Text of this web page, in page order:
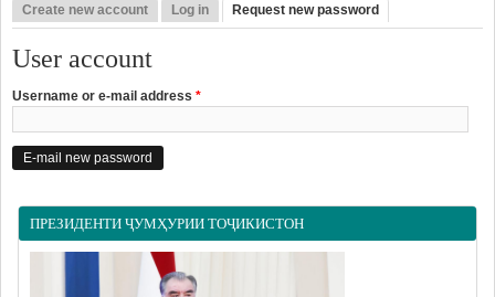
РАИСИ НОҲИЯ
Суханрониҳо
Мулоқотҳо
МАҚОМОТИ ИҶРОИЯ
Primary tabs
Create new account Log in Request new password
User account
Username or e-mail address *
ПРЕЗИДЕНТИ ҶУМҲУРИИ ТОҶИКИСТОН